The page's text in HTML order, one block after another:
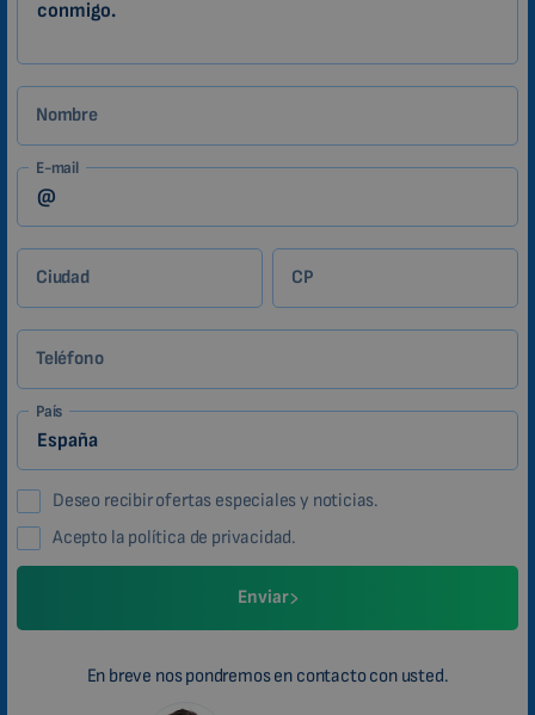
Nombre
E-mail
Ciudad CP
Teléfono
País
Deseo recibir ofertas especiales y noticias.
Acepto la política de privacidad.
Enviar
En breve nos pondremos en contacto con usted.